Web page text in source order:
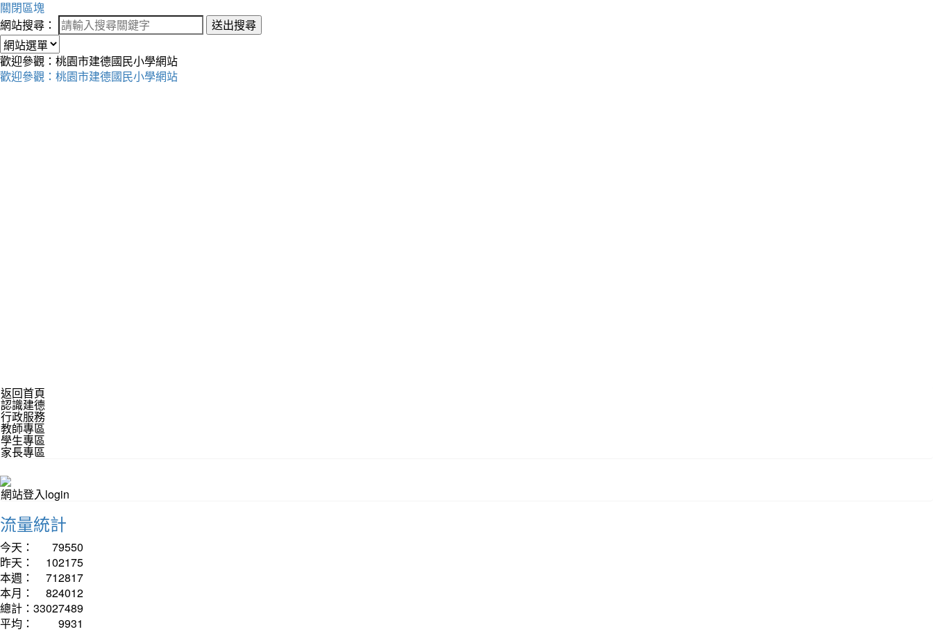
關閉區塊
網站搜尋：
送出搜尋
歡迎參觀：桃園市建德國民小學網站
歡迎參觀：桃園市建德國民小學網站
返回首頁
認識建德
行政服務
教師專區
學生專區
家長專區
網站登入login
流量統計
今天：
79550
昨天：
102175
本週：
712817
本月：
824012
總計： 33027489
平均：
9931